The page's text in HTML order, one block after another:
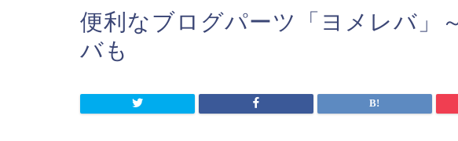
便利なブログパーツ「ヨメレバ」
バも